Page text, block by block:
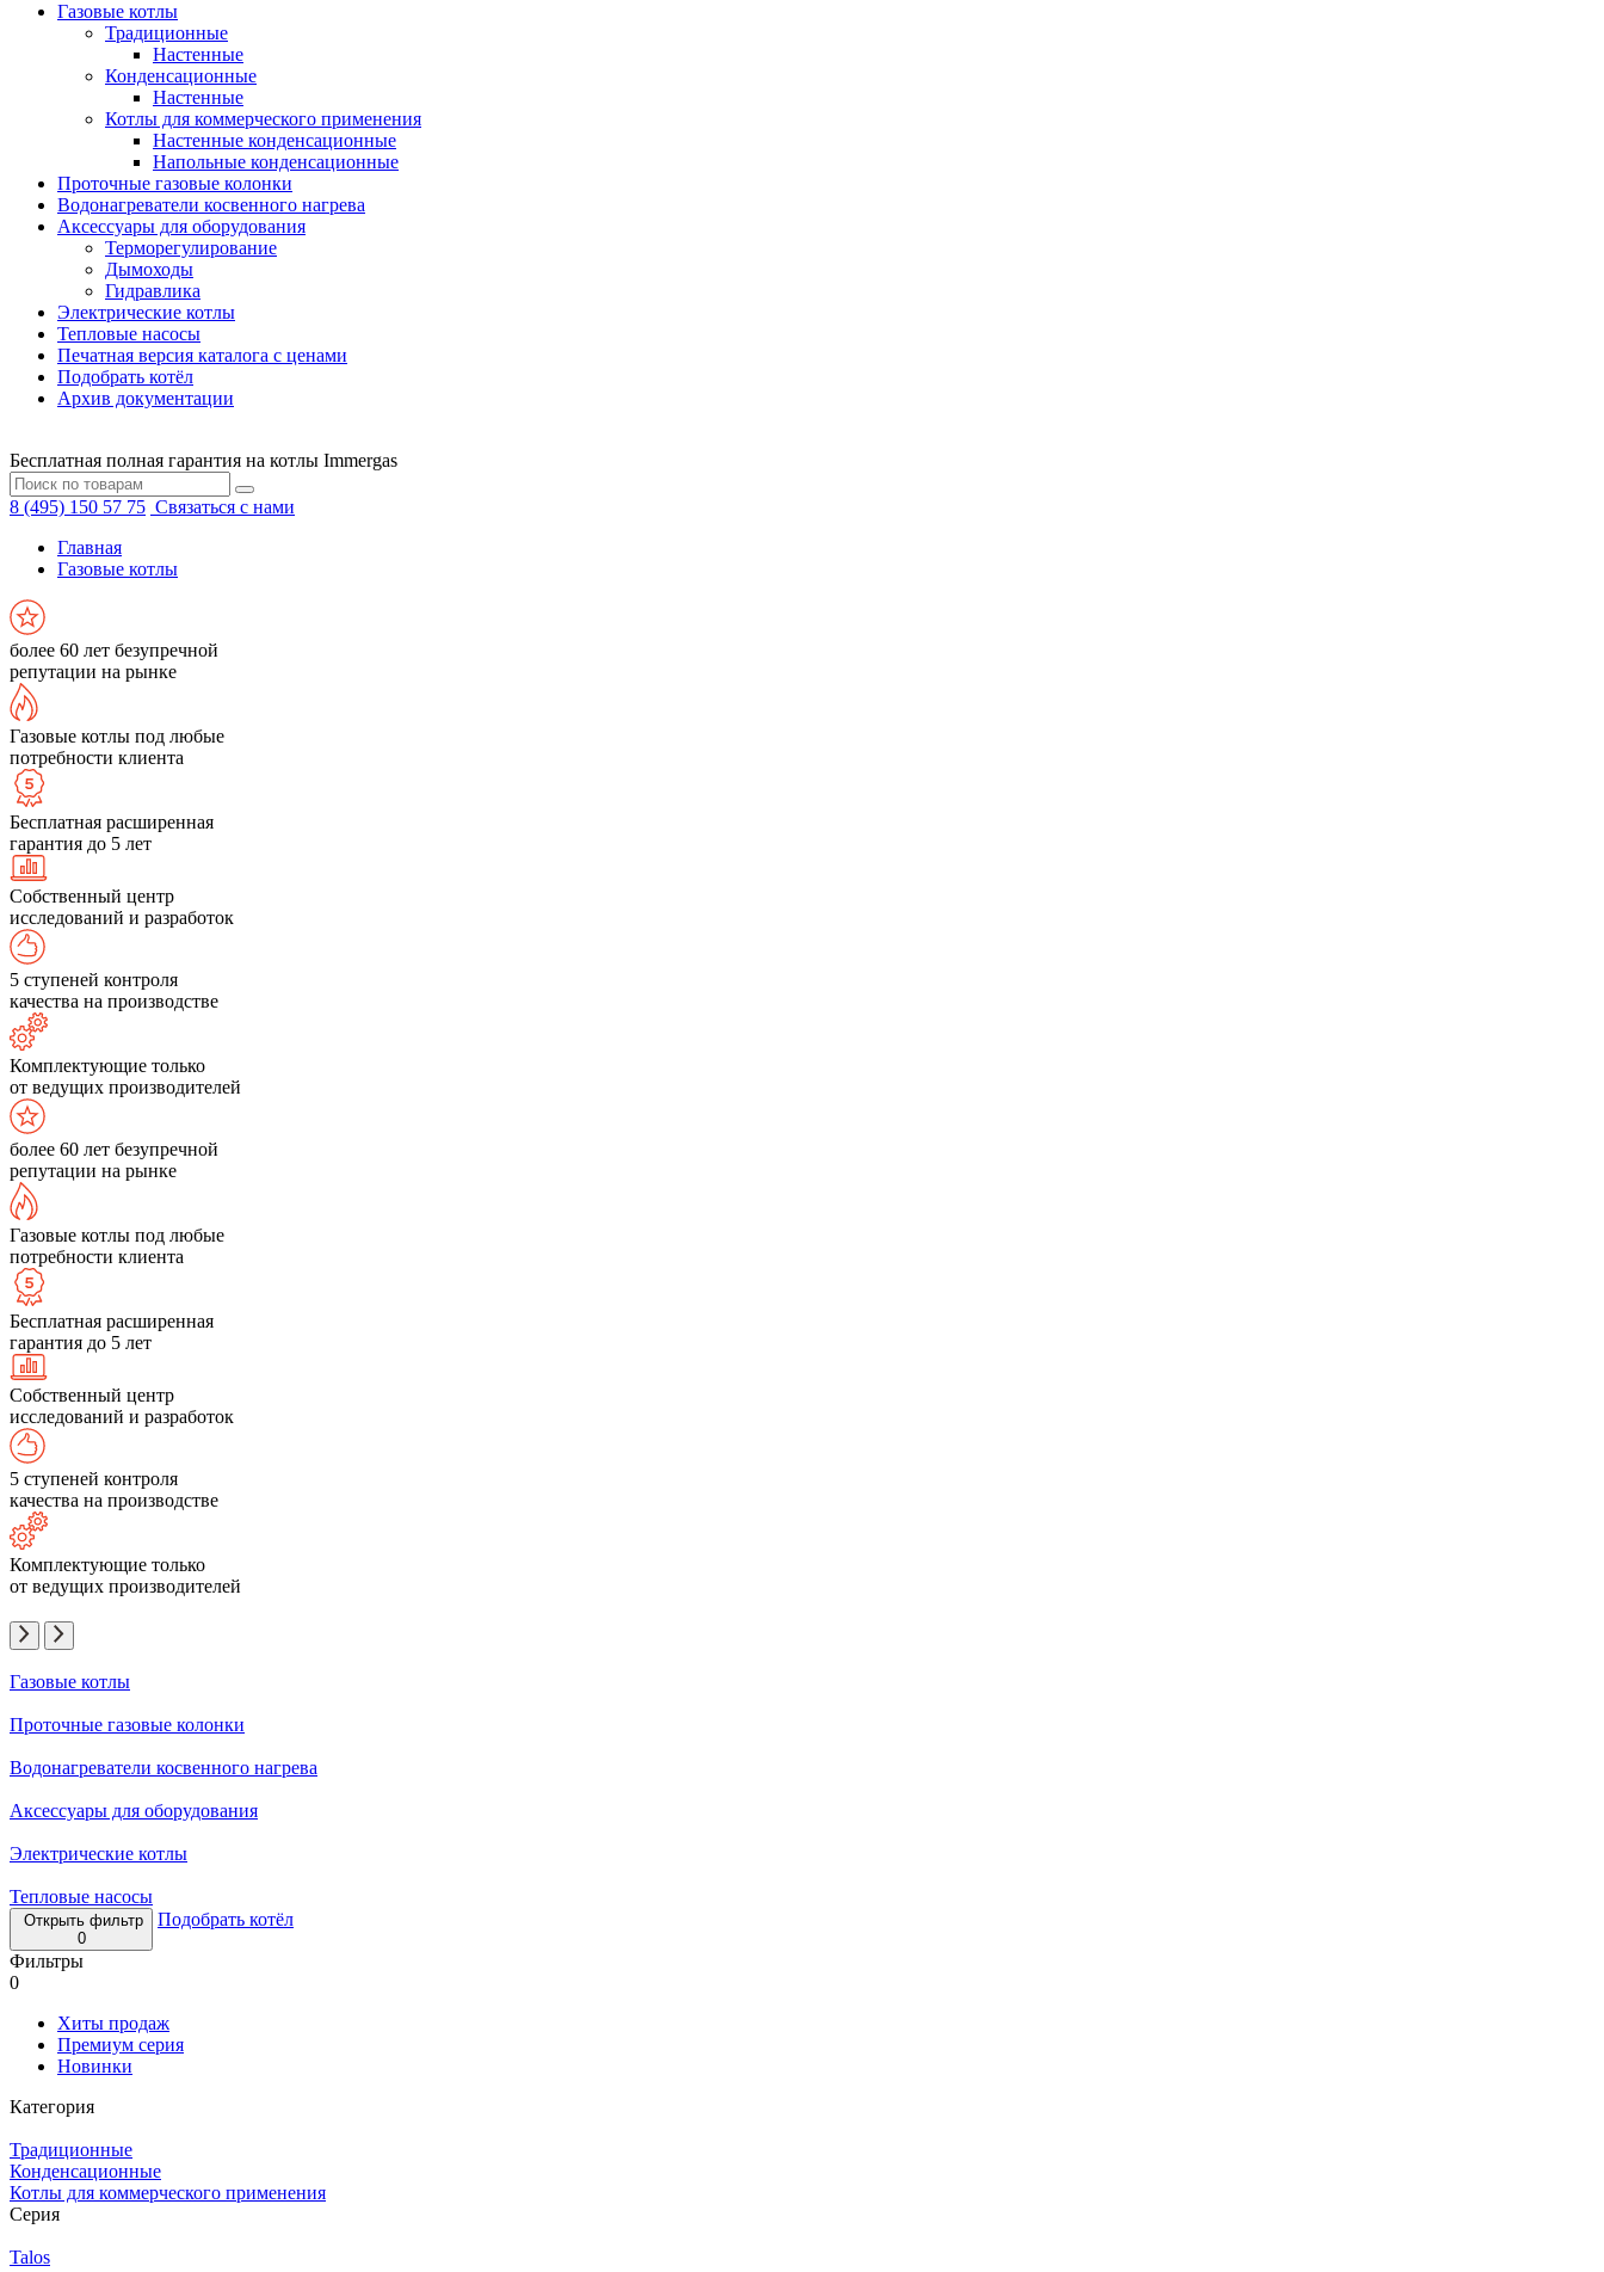
Газовые котлы
Традиционные
Настенные
Конденсационные
Настенные
Котлы для коммерческого применения
Настенные конденсационные
Напольные конденсационные
Проточные газовые колонки
Водонагреватели косвенного нагрева
Аксессуары для оборудования
Терморегулирование
Дымоходы
Гидравлика
Электрические котлы
Тепловые насосы
Печатная версия каталога с ценами
Подобрать котёл
Архив документации
Бесплатная полная гарантия на котлы Immergas
8 (495) 150 57 75 Связаться с нами
Главная
Газовые котлы
более 60 лет безупречной
репутации на рынке
Газовые котлы под любые
потребности клиента
Бесплатная расширенная
гарантия до 5 лет
Собственный центр
исследований и разработок
5 ступеней контроля
качества на производстве
Комплектующие только
от ведущих производителей
более 60 лет безупречной
репутации на рынке
Газовые котлы под любые
потребности клиента
Бесплатная расширенная
гарантия до 5 лет
Собственный центр
исследований и разработок
5 ступеней контроля
качества на производстве
Комплектующие только
от ведущих производителей
Газовые котлы
Проточные газовые колонки
Водонагреватели косвенного нагрева
Аксессуары для оборудования
Электрические котлы
Тепловые насосы
Открыть фильтр
0
Подобрать котёл
Фильтры
0
Хиты продаж
Премиум серия
Новинки
Категория
Традиционные
Конденсационные
Котлы для коммерческого применения
Серия
Talos